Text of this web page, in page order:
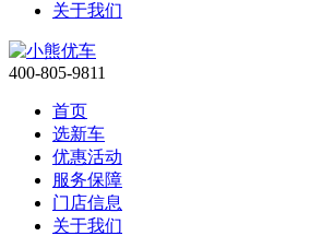
关于我们
400-805-9811
首页
选新车
优惠活动
服务保障
门店信息
关于我们